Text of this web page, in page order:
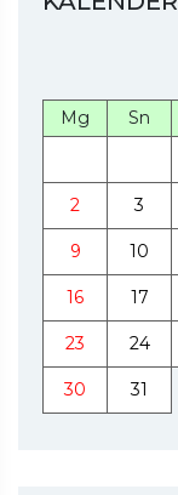
Mg Sn
2 3
9 10
16 17
23 24
30 31